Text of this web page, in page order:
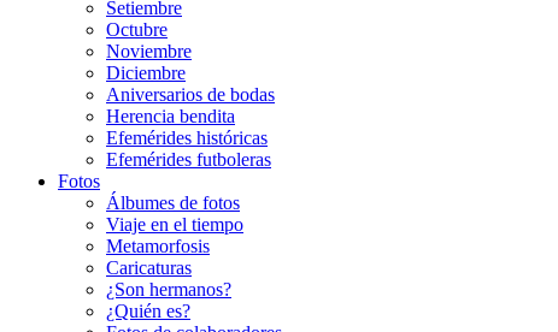
Setiembre
Octubre
Noviembre
Diciembre
Aniversarios de bodas
Herencia bendita
Efemérides históricas
Efemérides futboleras
Fotos
Álbumes de fotos
Viaje en el tiempo
Metamorfosis
Caricaturas
¿Son hermanos?
¿Quién es?